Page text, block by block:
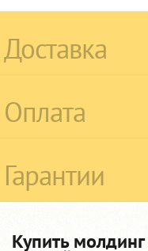
Доставка
Оплата
Гарантии
Купить